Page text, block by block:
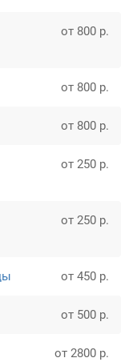
от 800 р.
от 800 р.
от 800 р.
от 250 р.
от 250 р.
от 450 р.
от 500 р.
от 2800 р.